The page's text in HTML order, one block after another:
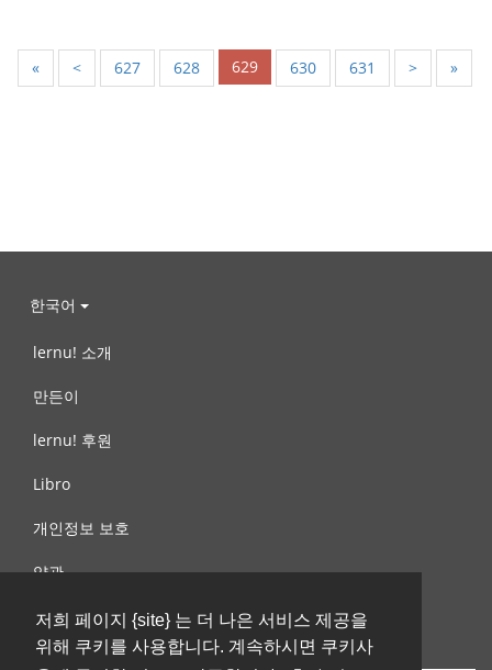
저희 페이지 {site} 는 더 나은 서비스 제공을
위해 쿠키를 사용합니다. 계속하시면 쿠키사
« < 627 628 629 630 631 > »
한국어
lernu! 소개
만든이
lernu! 후원
Libro
개인정보 보호
약관
제안, 문의